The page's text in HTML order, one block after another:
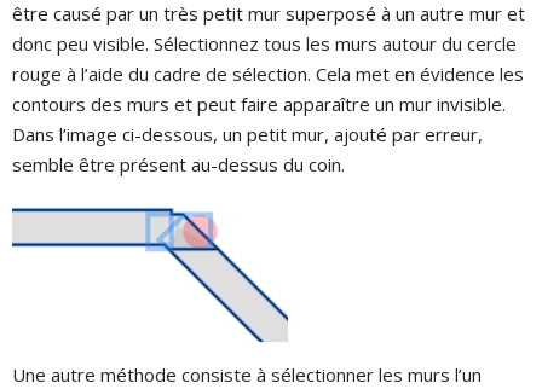
être causé par un très petit mur superposé à un autre mur et
donc peu visible. Sélectionnez tous les murs autour du cercle
rouge à l’aide du cadre de sélection. Cela met en évidence les
contours des murs et peut faire apparaître un mur invisible.
Dans l’image ci-dessous, un petit mur, ajouté par erreur,
semble être présent au-dessus du coin.
Une autre méthode consiste à sélectionner les murs l’un